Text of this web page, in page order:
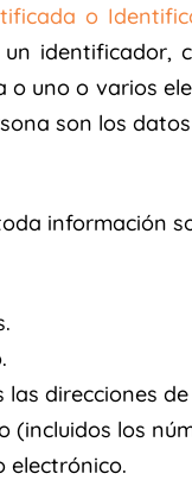
o
identificador,
o uno o varios
son los
información
las direcciones
(incluidos los
electrónico.